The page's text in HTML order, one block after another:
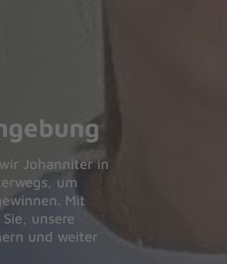
Johanniter in
um
Mit
unsere
und weiter